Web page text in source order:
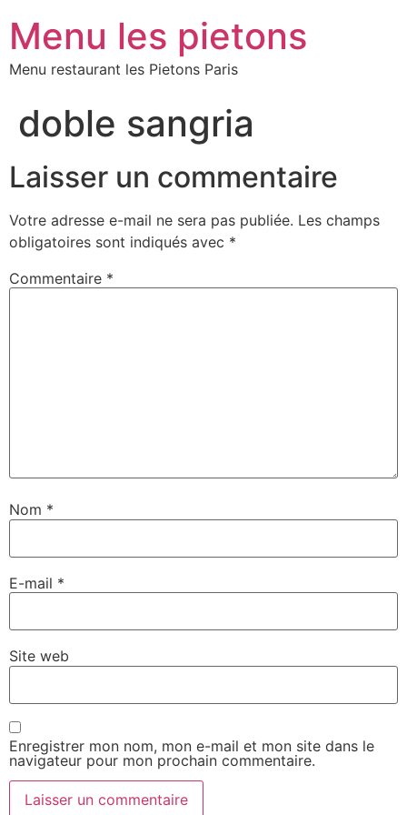
Menu les pietons
Menu restaurant les Pietons Paris
doble sangria
Laisser un commentaire
Votre adresse e-mail ne sera pas publiée. Les champs
obligatoires sont indiqués avec *
Commentaire *
Nom *
E-mail *
Site web
Enregistrer mon nom, mon e-mail et mon site dans le
navigateur pour mon prochain commentaire.